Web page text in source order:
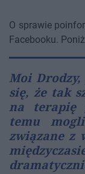
O sprawie
Facebooku.
Moi Drodzy,
się, że tak
na terapię
temu
związane z